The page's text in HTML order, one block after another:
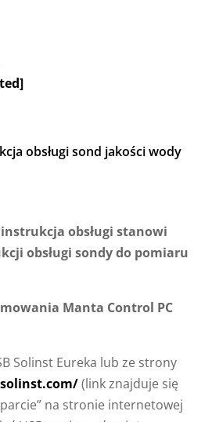
obsługi sond jakości wody
obsługi stanowi
obsługi sondy do pomiaru
Manta Control PC
Solinst Eureka lub ze strony
(link znajduje się
na stronie internetowej